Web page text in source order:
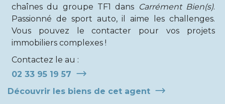
chaînes du groupe TF1 dans Carrément Bien(s).
Passionné de sport auto, il aime les challenges.
Vous pouvez le contacter pour vos projets
immobiliers complexes !
Contactez le au :
02 33 95 19 57
Découvrir les biens de cet agent